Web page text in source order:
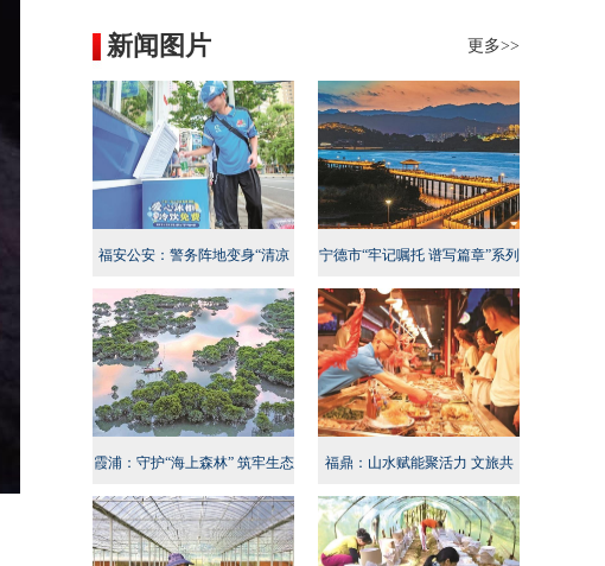
更多>>
新闻图片
福安公安：警务阵地变身“清凉
地”
宁德市“牢记嘱托 谱写篇章”系列
新闻发布会民生专项行动专场召
开
霞浦：守护“海上森林” 筑牢生态
屏障
福鼎：山水赋能聚活力 文旅共
兴启新程